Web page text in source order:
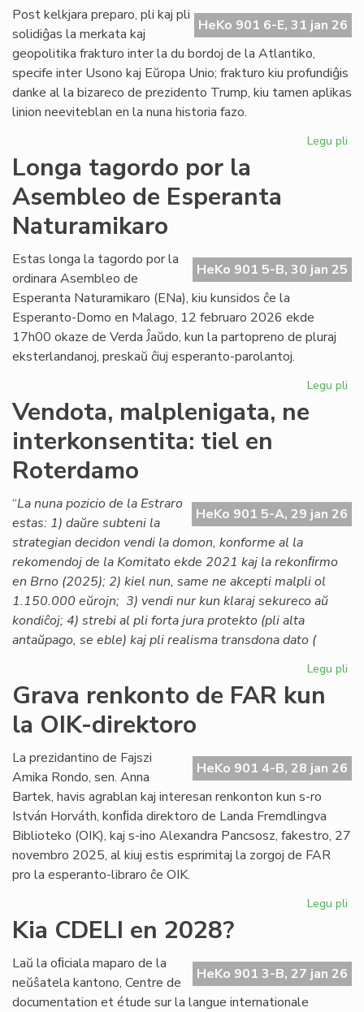
ĉe
HeKo 901 6-E, 31 jan 26
Post kelkjara preparo, pli kaj pli
solidiĝas la merkata kaj
geopolitika frakturo inter la du bordoj de la Atlantiko,
specife inter Usono kaj Eŭropa Unio; frakturo kiu profundiĝis
danke al la bizareco de prezidento Trump, kiu tamen aplikas
linion neeviteblan en la nuna historia fazo.
Legu pli
ĉe
Longa tagordo por la
Asembleo de Esperanta
Naturamikaro
HeKo 901 5-B, 30 jan 25
Estas longa la tagordo por la
ordinara Asembleo de
Esperanta Naturamikaro (ENa), kiu kunsidos ĉe la
Esperanto-Domo en Malago, 12 februaro 2026 ekde
17h00 okaze de Verda Ĵaŭdo, kun la partopreno de pluraj
eksterlandanoj, preskaŭ ĉiuj esperanto-parolantoj.
Legu pli
Vendota, malplenigata, ne
interkonsentita: tiel en
Roterdamo
HeKo 901 5-A, 29 jan 26
“La nuna pozicio de la Estraro
estas: 1) daŭre subteni la
strategian decidon vendi la domon, konforme al la
rekomendoj de la Komitato ekde 2021 kaj la rekonﬁrmo
en Brno (2025); 2) kiel nun, same ne akcepti malpli ol
1.150.000 eŭrojn; 3) vendi nur kun klaraj sekureco aŭ
kondiĉoj; 4) strebi al pli forta jura protekto (pli alta
antaŭpago, se eble) kaj pli realisma transdona dato (
Legu pli
tiel
Grava renkonto de FAR kun
la OIK-direktoro
HeKo 901 4-B, 28 jan 26
La prezidantino de Fajszi
Amika Rondo, sen. Anna
Bartek, havis agrablan kaj interesan renkonton kun s-ro
István Horváth, konﬁda direktoro de Landa Fremdlingva
Biblioteko (OIK), kaj s-ino Alexandra Pancsosz, fakestro, 27
novembro 2025, al kiuj estis esprimitaj la zorgoj de FAR
pro la esperanto-libraro ĉe OIK.
Legu pli
Kia CDELI en 2028?
HeKo 901 3-B, 27 jan 26
Laŭ la oﬁciala maparo de la
neŭŝatela kantono, Centre de
documentation et étude sur la langue internationale